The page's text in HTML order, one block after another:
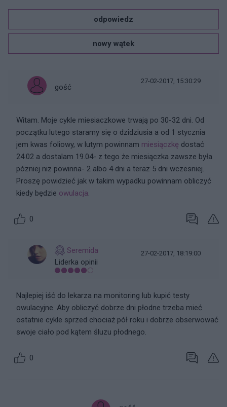
odpowiedz
nowy wątek
gość
27-02-2017, 15:30:29
Witam. Moje cykle miesiaczkowe trwają po 30-32 dni. Od
początku lutego staramy się o dzidziusia a od 1 stycznia
jem kwas foliowy, w lutym powinnam miesiączkę dostać
24.02 a dostalam 19.04- z tego że miesiączka zawsze była
pózniej niz powinna- 2 albo 4 dni a teraz 5 dni wczesniej.
Proszę powidzieć jak w takim wypadku powinnam obliczyć
kiedy będzie owulacja.
0
Seremida
Liderka opinii
27-02-2017, 18:19:00
Najlepiej iść do lekarza na monitoring lub kupić testy
owulacyjne. Aby obliczyć dobrze dni płodne trzeba mieć
ostatnie cykle sprzed chociaż pół roku i dobrze obserwować
swoje ciało pod kątem śluzu płodnego.
0